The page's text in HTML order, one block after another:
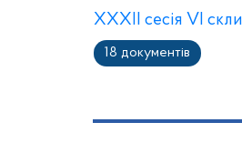
XXXII сесія VI
18 документів